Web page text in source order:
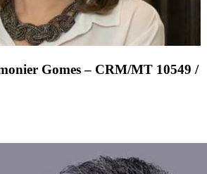
Gomes – CRM/MT 10549 /